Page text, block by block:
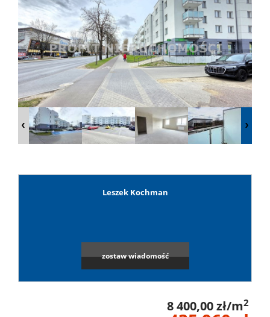
Domy
Dzialki
Lokale
Hale
Leszek Kochman
zostaw wiadomość
8 400,00 zł/m2